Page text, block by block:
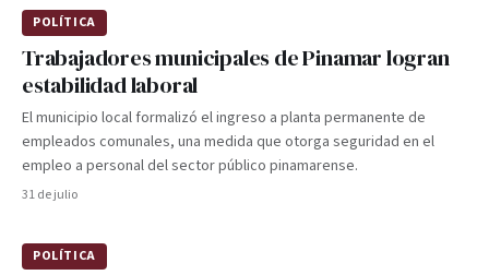
POLÍTICA
Trabajadores municipales de Pinamar logran
estabilidad laboral
El municipio local formalizó el ingreso a planta permanente de
empleados comunales, una medida que otorga seguridad en el
empleo a personal del sector público pinamarense.
31 de julio
POLÍTICA